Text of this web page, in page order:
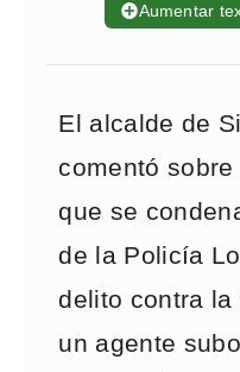
➕Aumentar
El alcalde de
comentó
que se
de la Policía
delito contra
un agente